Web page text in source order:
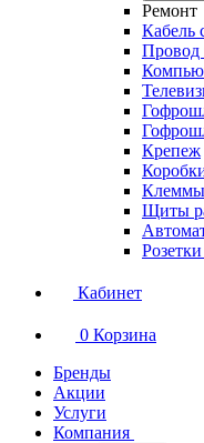
Ремонт
Кабель
Провод
Крепеж
Щиты
Кабинет
0 Корзина
Бренды
Акции
Услуги
Компания